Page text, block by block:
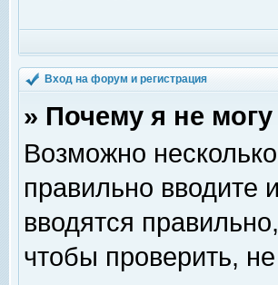
Вход на форум и регистрация
» Почему я не
Возможно
правильно вводите
вводятся
чтобы проверить,